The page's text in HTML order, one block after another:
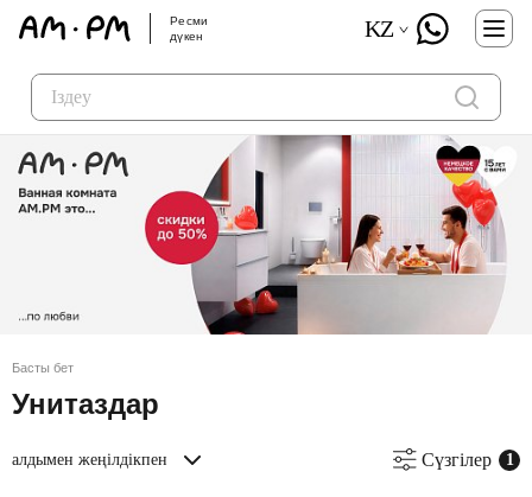
Ресми
дүкен
KZ
Басты бет
Унитаздар
алдымен жеңілдікпен Сүзгілер